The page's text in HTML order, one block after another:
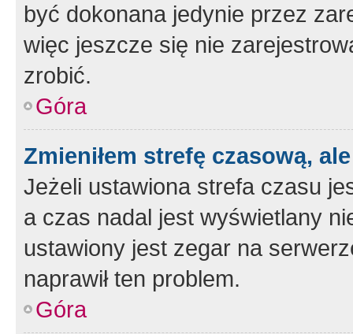
być dokonana jedynie przez
więc jeszcze się nie
zrobić.
Góra
Zmieniłem strefę czasową,
Jeżeli ustawiona strefa czasu
a czas nadal jest wyświetlany
ustawiony jest zegar na
naprawił ten problem.
Góra